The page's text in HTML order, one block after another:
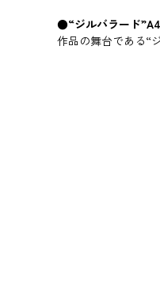
●“ジルバラード
作品の舞台である“